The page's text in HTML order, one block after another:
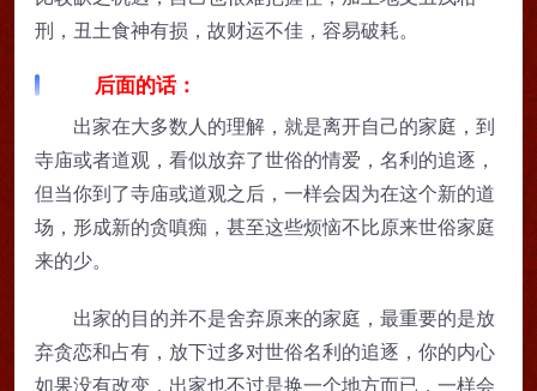
刑，丑土食神有损，故财运不佳，容易破耗。
后面的话：
出家在大多数人的理解，就是离开自己的家庭，到
寺庙或者道观，看似放弃了世俗的情爱，名利的追逐，
但当你到了寺庙或道观之后，一样会因为在这个新的道
场，形成新的贪嗔痴，甚至这些烦恼不比原来世俗家庭
来的少。
出家的目的并不是舍弃原来的家庭，最重要的是放
弃贪恋和占有，放下过多对世俗名利的追逐，你的内心
如果没有改变，出家也不过是换一个地方而已，一样会